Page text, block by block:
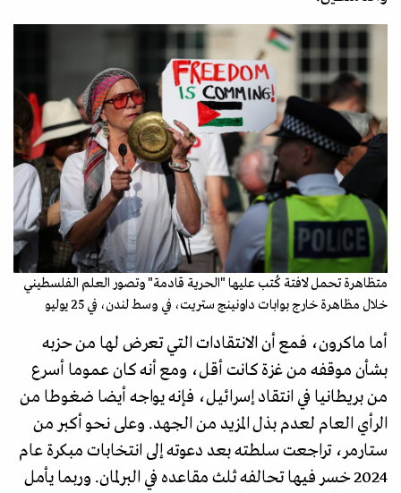
متظاهرة تحمل لافتة كُتب عليها "الحرية قادمة" وتصور العلم الفلسطيني
خلال مظاهرة خارج بوابات داونينج ستريت، في وسط لندن، في 25 يوليو
أما ماكرون، فمع أن الانتقادات التي تعرض لها من حزبه
بشأن موقفه من غزة كانت أقل، ومع أنه كان عموما أسرع
من بريطانيا في انتقاد إسرائيل، فإنه يواجه أيضا ضغوطا من
الرأي العام لعدم بذل المزيد من الجهد. وعلى نحو أكبر من
ستارمر، تراجعت سلطته بعد دعوته إلى انتخابات مبكرة عام
2024 خسر فيها تحالفه ثلث مقاعده في البرلمان. وربما يأمل